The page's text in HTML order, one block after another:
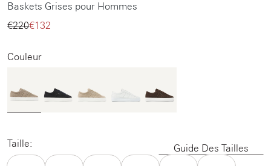
Baskets Grises pour Hommes
€220‌€132‌
Couleur
Taille: Guide Des Tailles